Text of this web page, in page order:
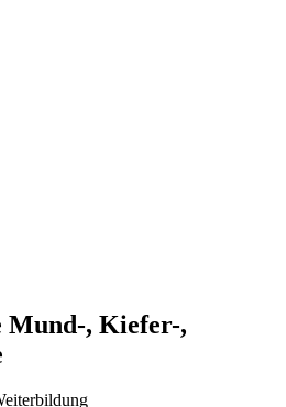
Mund-, Kiefer-,